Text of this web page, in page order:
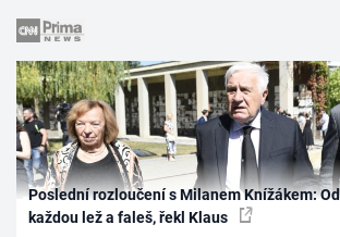
Poslední rozloučení s Milanem Knížákem:
každou lež a faleš, řekl Klaus